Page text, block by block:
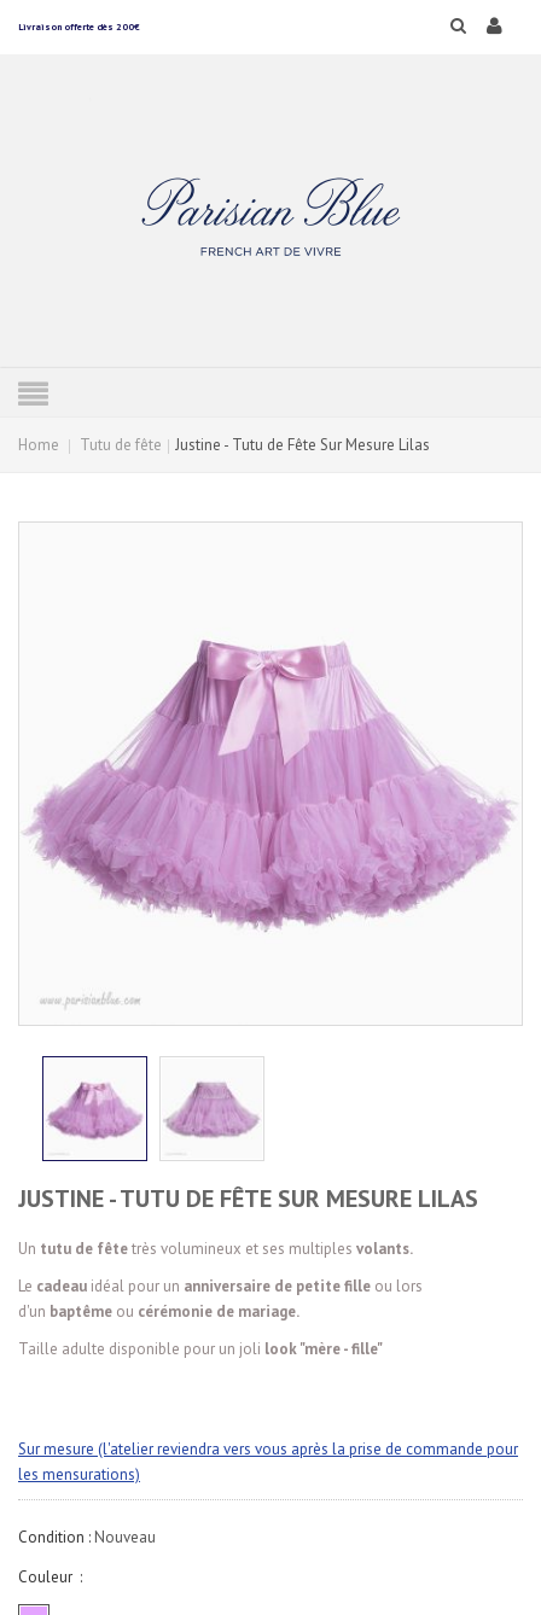
Livraison offerte dès 200€
Home Tutu de fête Justine - Tutu de Fête Sur Mesure Lilas
JUSTINE - TUTU DE FÊTE SUR MESURE LILAS
Un tutu de fêtetrès volumineux et ses multiples volants.
Le cadeau idéal pour un anniversaire de petite fille ou lors
d'un baptême ou cérémonie de mariage.
Taille adulte disponible pour un joli look "mère - fille"
Sur mesure (l'atelier reviendra vers vous après la prise de commande pour
les mensurations)
Condition : Nouveau
Couleur :